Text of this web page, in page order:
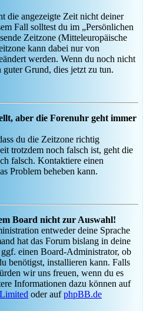
die angezeigte Zeit nicht deiner
Fall solltest du im „Persönlichen
Zeitzone (Mitteleuropäische
kann dabei nur von
werden. Wenn du noch nicht
Grund, dies jetzt zu tun.
aber die Forenuhr geht immer
du die Zeitzone richtig
trotzdem noch falsch ist, geht die
falsch. Kontaktiere einen
Problem beheben kann.
Board nicht zur Auswahl!
entweder deine Sprache
hat das Forum bislang in deine
ggf. einen Board-Administrator, ob
benötigst, installieren kann. Falls
wir uns freuen, wenn du es
Informationen dazu können auf
oder aufphpBB.de